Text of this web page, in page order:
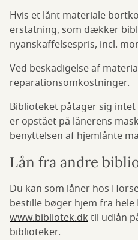
Hvis et lånt materiale
erstatning, som dækker
nyanskaffelsespris, incl.
Ved beskadigelse af
reparationsomkostninger.
Biblioteket påtager sig
er opstået på lånerens
benyttelsen af hjemlånte
Lån fra andre
Du kan som låner hos
bestille bøger hjem fra
www.bibliotek.dktil udlån
biblioteker.